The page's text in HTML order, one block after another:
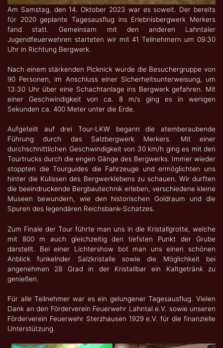
Am Samstag, den 14. Oktober 2023 war es soweit. Der bereits
für 2020 geplante Tagesausflug ins Erlebnisbergwerk Merkers
fand statt. Gemeinsam mit den anderen Lahntaler
Jugendfeuerwehren starteten wir mit 41 Teilnehmern um 09:30
Uhr in Richtung Bergwerk.
Nach einem stärkenden Picknick wurde die Besuchergruppe von
90 Personen, im Anschluss einer Sicherheitsunterweisung, um
13:30 Uhr über eine Schachtanlage ins Bergwerk gefahren. Mit
einer Geschwindigkeit von ca. 8 m/s ging es in wenigen
Sekunden ca. 400 Meter unter die Erde.
Aufgeteilt auf drei Tour-LKW begann die atemberaubende
Führung durch das Salzbergwerk Merkers. Mit einer
durchschnittlichen Geschwindigkeit von 30 km/h ging es mit den
Tourtrucks durch die engen Gänge des Bergwerks. Immer wieder
stoppten die Tourguides die Fahrzeuge und ermöglichten uns
hinter die Kulissen des Bergwerklebens zu schauen. Wir durften
die beeindruckende Bergbautechnik erleben, verschiedene kleine
Museen bewundern, wie den historischen Goldraum und die
Spuren des legendären Reichsbank-Schatzes.
Zum Finale der Tour führte man uns in die Kristallgrotte, welche
mit 800 m auch gleichzeitig den tiefsten Punkt der Grube
darstellt. Bei einer Lichtershow bot man uns einen schönen
Anblick funkelnder Salzkristalle sowie die Möglichkeit bei
angenehmen 28 Grad in der Kristallbar ein Kaltgetränk zu
genießen.
Für alle Teilnehmer war es ein gelungener Tagesausflug. Vielen
Dank an den Förderverein Feuerwehr Lahntal e.V. sowie unseren
Förderverein Feuerwehr Sterzhausen 1929 e.V. für die finanzielle
Unterstützung.